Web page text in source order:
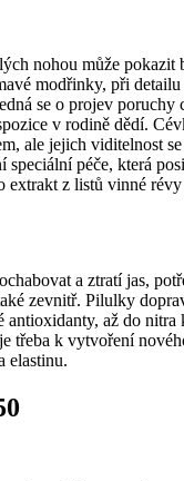
nohou může pokazit
modřinky, při
se o projev poruchy
v rodině dědí.
ale jejich viditelnost
speciální péče, která
z listů vinné révy
a ztratí jas,
zevnitř. Pilulky
antioxidanty, až do nitra
třeba k vytvoření
elastinu.